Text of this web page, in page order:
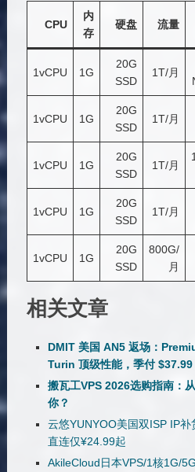
CPU
内
存
硬盘 流量
1vCPU 1G
20G
SSD
1T/月
1vCPU 1G
20G
SSD
1T/月
1vCPU 1G
20G
SSD
1T/月
1vCPU 1G
20G
SSD
1T/月
1vCPU 1G
20G
SSD
800G/
月
相关文章
DMIT 美国 AN5 返场：
Turin 顶级性能，季付 $37.99
搬瓦工VPS 2026选购指南：
你？
云悠YUNYOO美国双ISP IP
直连仅¥24.99起
AkileCloud日本VPS/1核1G/